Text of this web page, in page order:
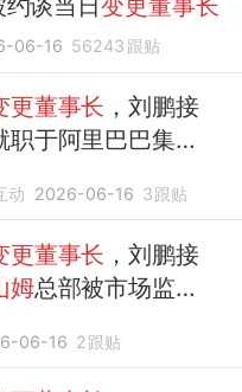
06-16 56243 跟贴
更董事长 ，刘鹏接
职于阿里巴巴集
动 2026-06-16 3跟贴
更董事长 ，刘鹏接
姆总部被市场监管
06-16 2跟贴